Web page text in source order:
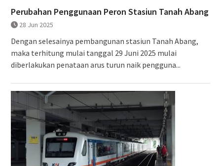
Perubahan Penggunaan Peron Stasiun Tanah Abang
28 Jun 2025
Dengan selesainya pembangunan stasiun Tanah Abang,
maka terhitung mulai tanggal 29 Juni 2025 mulai
diberlakukan penataan arus turun naik pengguna...